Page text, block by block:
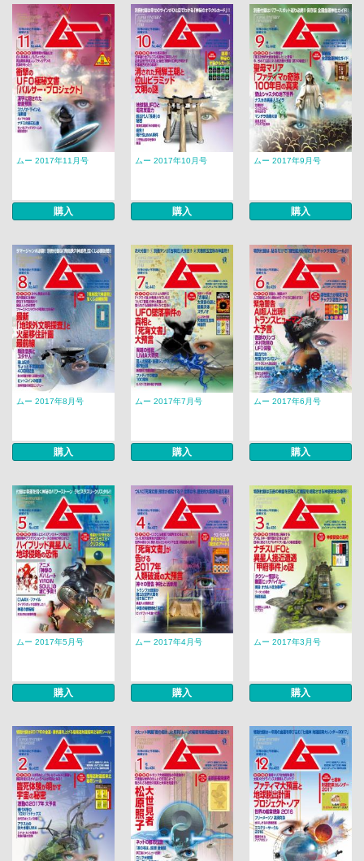
ムー 2017年11月号
購入
ムー 2017年10月号
購入
ムー 2017年9月号
購入
ムー 2017年8月号
購入
ムー 2017年7月号
購入
ムー 2017年6月号
購入
ムー 2017年5月号
購入
ムー 2017年4月号
購入
ムー 2017年3月号
購入